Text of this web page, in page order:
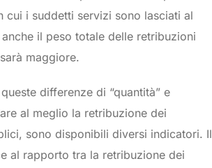
cui i suddetti servizi sono lasciati al
il peso totale delle retribuzioni
maggiore.
differenze di “quantità” e
al meglio la retribuzione dei
sono disponibili diversi indicatori. Il
al rapporto tra la retribuzione dei